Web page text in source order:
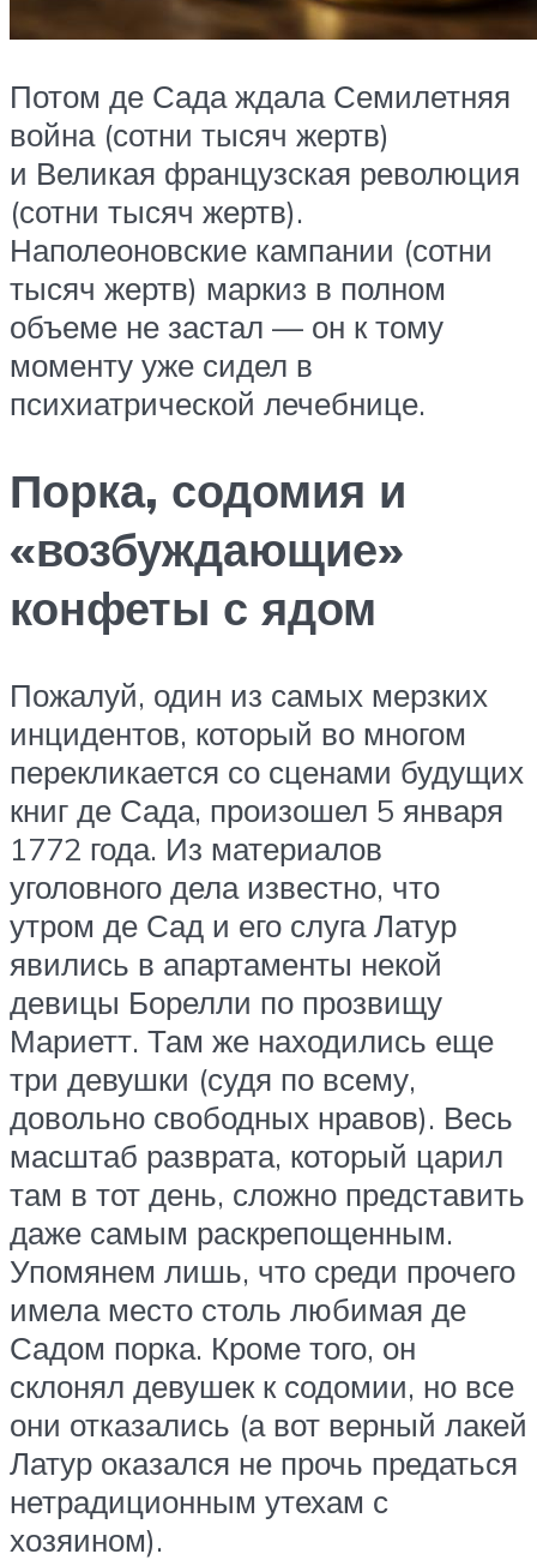
Потом де Сада ждала Семилетняя
война (сотни тысяч жертв)
и Великая французская революция
(сотни тысяч жертв).
Наполеоновские кампании (сотни
тысяч жертв) маркиз в полном
объеме не застал — он к тому
моменту уже сидел в
психиатрической лечебнице.
Порка, содомия и
«возбуждающие»
конфеты с ядом
Пожалуй, один из самых мерзких
инцидентов, который во многом
перекликается со сценами будущих
книг де Сада, произошел 5 января
1772 года. Из материалов
уголовного дела известно, что
утром де Сад и его слуга Латур
явились в апартаменты некой
девицы Борелли по прозвищу
Мариетт. Там же находились еще
три девушки (судя по всему,
довольно свободных нравов). Весь
масштаб разврата, который царил
там в тот день, сложно представить
даже самым раскрепощенным.
Упомянем лишь, что среди прочего
имела место столь любимая де
Садом порка. Кроме того, он
склонял девушек к содомии, но все
они отказались (а вот верный лакей
Латур оказался не прочь предаться
нетрадиционным утехам с
хозяином).